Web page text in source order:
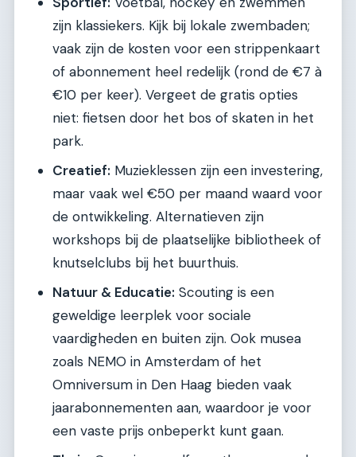
zijn klassiekers. Kijk bij lokale zwembaden;
vaak zijn de kosten voor een strippenkaart
of abonnement heel redelijk (rond de €7 à
€10 per keer). Vergeet de gratis opties
niet: fietsen door het bos of skaten in het
park.
Creatief: Muzieklessen zijn een investering,
maar vaak wel €50 per maand waard voor
de ontwikkeling. Alternatieven zijn
workshops bij de plaatselijke bibliotheek of
knutselclubs bij het buurthuis.
Natuur & Educatie: Scouting is een
geweldige leerplek voor sociale
vaardigheden en buiten zijn. Ook musea
zoals NEMO in Amsterdam of het
Omniversum in Den Haag bieden vaak
jaarabonnementen aan, waardoor je voor
een vaste prijs onbeperkt kunt gaan.